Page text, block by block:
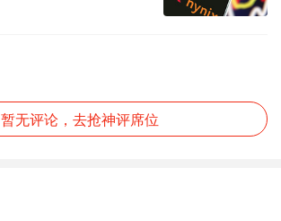
暂无评论，去抢神评席位